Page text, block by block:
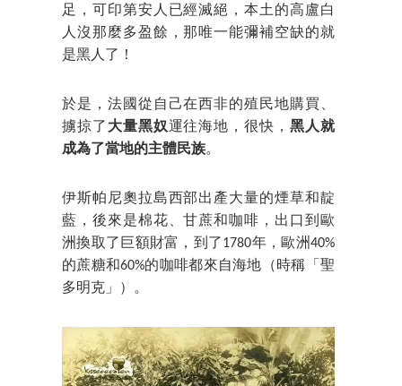
足，可印第安人已經滅絕，本土的高盧白
人沒那麼多盈餘，那唯一能彌補空缺的就
是黑人了！
於是，法國從自己在西非的殖民地購買、
擄掠了 大量黑奴運往海地，很快， 黑人就
成為了當地的主體民族。
伊斯帕尼奧拉島西部出產大量的煙草和靛
藍，後來是棉花、甘蔗和咖啡，出口到歐
洲換取了巨額財富，到了1780年，歐洲40%
的蔗糖和60%的咖啡都來自海地（時稱「聖
多明克」）。